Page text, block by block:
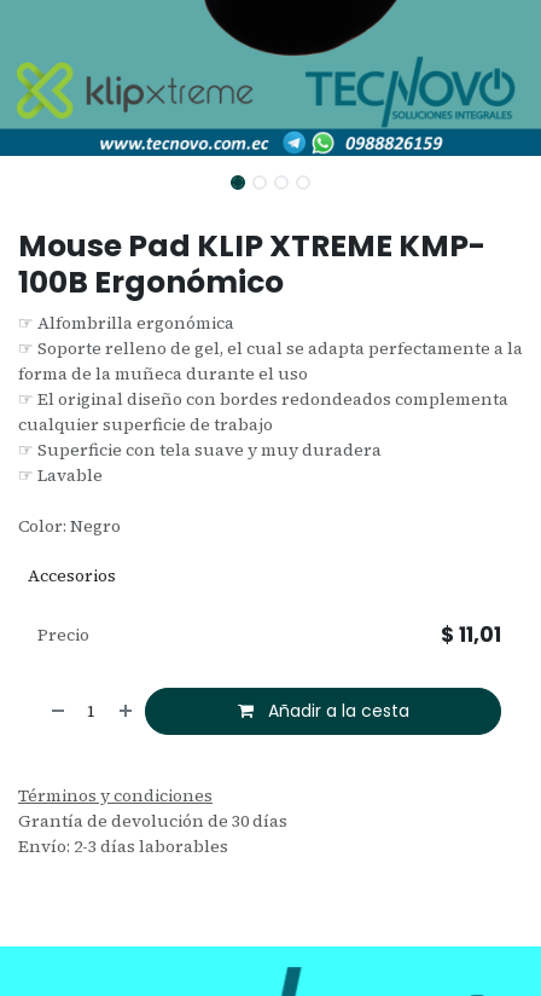
Mouse Pad KLIP XTREME KMP-
100B Ergonómico
☞ Alfombrilla ergonómica
☞ Soporte relleno de gel, el cual se adapta perfectamente a la
forma de la muñeca durante el uso
☞ El original diseño con bordes redondeados complementa
cualquier superficie de trabajo
☞ Superficie con tela suave y muy duradera
☞ Lavable
Color: Negro
Accesorios
Añadir a la cesta
Precio $ 11,01
Términos y condiciones
Grantía de devolución de 30 días
Envío: 2-3 días laborables